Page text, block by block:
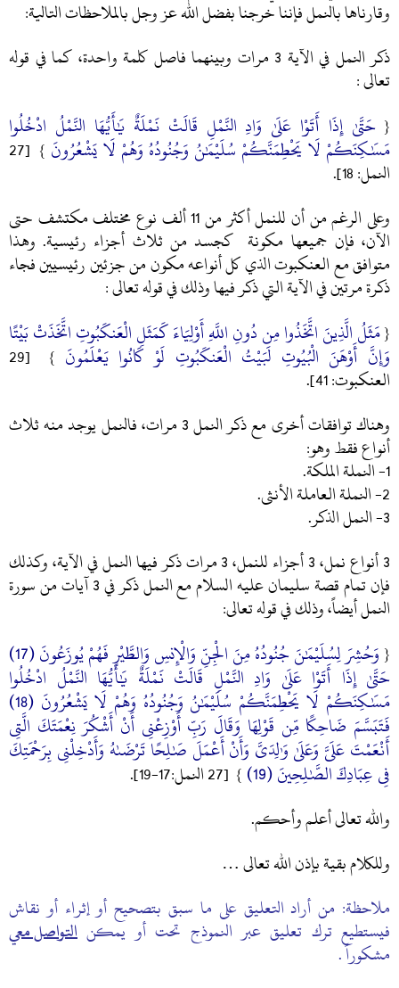
وقارناها بالنمل فإننا خرجنا بفضل الله عز وجل بالملاحظات التالية:
ذكر النمل في الآية 3 مرات وبينهما فاصل كلمة واحدة، كما في قوله
تعالى :
{ حَتَّىٰ إِذَا أَتَوْا عَلَىٰ وَادِ النَّمْلِ قَالَتْ نَمْلَةٌ يَٰأَيُّهَا النَّمْلُ ادْخُلُوا
مَسَٰكِنَكُمْ لَا يَحْطِمَنَّكُمْ سُلَيْمَٰنُ وَجُنُودُهُ وَهُمْ لَا يَشْعُرُونَ } [27
النمل: 18].
وعلى الرغم من أن للنمل أكثر من 11 ألف نوع مختلف مكتشف حتى
الآن، فإن جميعها مكونة كجسد من ثلاث أجزاء رئيسية. وهذا
متوافق مع العنكبوت الذي كل أنواعه مكون من جزئين رئيسيين فجاء
ذكرة مرتين في الآية التي ذكر فيها وذلك في قوله تعالى :
{مَثَلُ الَّذِينَ اتَّخَذُوا مِن دُونِ اللَّهِ أَوْلِيَاءَ كَمَثَلِ الْعَنكَبُوتِ اتَّخَذَتْ بَيْتًا
وَإِنَّ أَوْهَنَ الْبُيُوتِ لَبَيْتُ الْعَنكَبُوتِ لَوْ كَانُوا يَعْلَمُونَ } [29
العنكبوت: 41].
وهناك توافقات أخرى مع ذكر النمل 3 مرات، فالنمل يوجد منه ثلاث
أنواع فقط وهو:
1- النملة الملكة.
2- النملة العاملة الأنثى.
3- النمل الذكر.
3 أنواع نمل، 3 أجزاء للنمل، 3 مرات ذكر فيها النمل في الآية، وكذلك
فإن تمام قصة سليمان عليه السلام مع النمل ذكر في 3 آيات من سورة
النمل أيضاً، وذلك في قوله تعالى:
{
وَحُشِرَ لِسُلَيْمَٰنَ جُنُودُهُ مِنَ الْجِنِّ وَالْإِنسِ وَالطَّيْرِ فَهُمْ يُوزَعُونَ (17)
حَتَّىٰ إِذَا أَتَوْا عَلَىٰ وَادِ النَّمْلِ قَالَتْ نَمْلَةٌ يَٰأَيُّهَا النَّمْلُ ادْخُلُوا
مَسَٰكِنَكُمْ لَا يَحْطِمَنَّكُمْ سُلَيْمَٰنُ وَجُنُودُهُ وَهُمْ لَا يَشْعُرُونَ (18)
فَتَبَسَّمَ ضَاحِكًا مِّن قَوْلِهَا وَقَالَ رَبِّ أَوْزِعْنِي أَنْ أَشْكُرَ نِعْمَتَكَ الَّتِي
أَنْعَمْتَ عَلَيَّ وَعَلَىٰ وَٰلِدَيَّ وَأَنْ أَعْمَلَ صَٰلِحًا تَرْضَىٰهُ وَأَدْخِلْنِي بِرَحْمَتِكَ
فِي عِبَادِكَ الصَّٰلِحِينَ (19)
} [27 النمل:17-19].
والله تعالى أعلم وأحكم.
وللكلام بقية بإذن الله تعالى …
ملاحظة: من أراد التعليق على ما سبق بتصحيح أو إثراء أو نقاش
فيستطيع ترك تعليق عبر النموذج تحت أو يمكن التواصل معي
مشكوراً .